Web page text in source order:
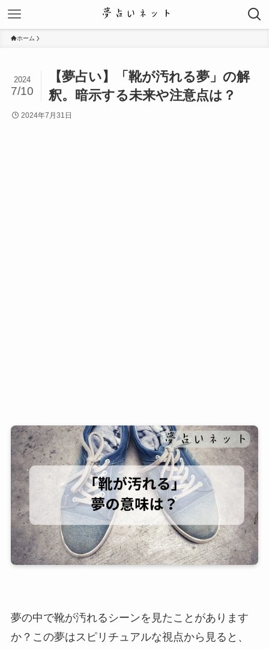
ホーム
【夢占い】「靴が汚れる夢」の解
釈。暗示する未来や注意点は？
2024
7/10
2024年7月31日
夢の中で靴が汚れるシーンを見たことがあります
か？この夢はスピリチュアルな視点から見ると、